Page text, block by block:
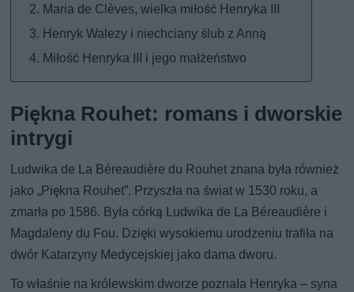
Maria de Clèves, wielka miłość Henryka III
Henryk Walezy i niechciany ślub z Anną
Miłość Henryka III i jego małżeństwo
Piękna Rouhet: romans i dworskie
intrygi
Ludwika de La Béreaudière du Rouhet znana była również
jako „Piękna Rouhet”. Przyszła na świat w 1530 roku, a
zmarła po 1586. Była córką Ludwika de La Béreaudière i
Magdaleny du Fou. Dzięki wysokiemu urodzeniu trafiła na
dwór Katarzyny Medycejskiej jako dama dworu.
To właśnie na królewskim dworze poznała Henryka – syna